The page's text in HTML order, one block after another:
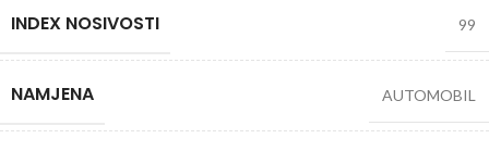
INDEX NOSIVOSTI 99
NAMJENA AUTOMOBIL